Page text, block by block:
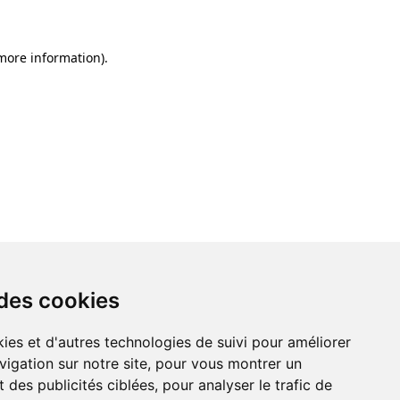
cookies
et d'autres technologies de suivi pour améliorer
sur notre site, pour vous montrer un
des publicités ciblées, pour analyser le trafic de
information).